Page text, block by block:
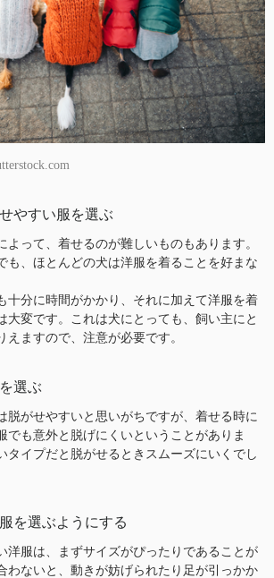
やすい服を選ぶ
よって、着せるのが難しいものもあります。
も、ほとんどの犬は洋服を着ることを好まな
十分に時間がかかり、それに加えて洋服を着
大変です。これは犬にとっても、飼い主にと
えますので、注意が必要です。
選ぶ
脱がせやすいと思いがちですが、着せる時に
でも意外と脱げにくいということがありま
タイプだと脱がせるときスムーズにいくでし
を選ぶようにする
洋服は、まずサイズがぴったりであることが
わないと、動きが妨げられたり足が引っかか